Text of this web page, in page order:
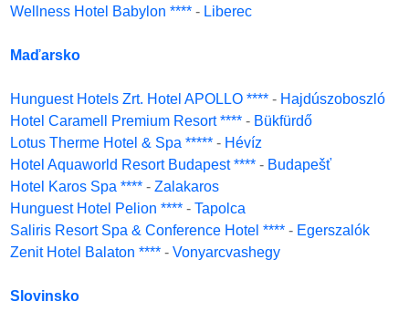
Wellness Hotel Babylon **** - Liberec
Maďarsko
Hunguest Hotels Zrt. Hotel APOLLO **** - Hajdúszoboszló
Hotel Caramell Premium Resort **** - Bükfürdő
Lotus Therme Hotel & Spa ***** - Hévíz
Hotel Aquaworld Resort Budapest **** - Budapešť
Hotel Karos Spa **** - Zalakaros
Hunguest Hotel Pelion **** - Tapolca
Saliris Resort Spa & Conference Hotel **** - Egerszalók
Zenit Hotel Balaton **** - Vonyarcvashegy
Slovinsko